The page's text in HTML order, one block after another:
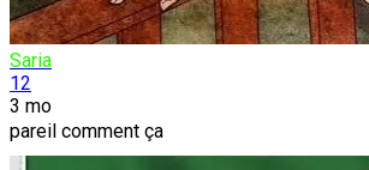
Saria
12
3 mo
pareil comment ça